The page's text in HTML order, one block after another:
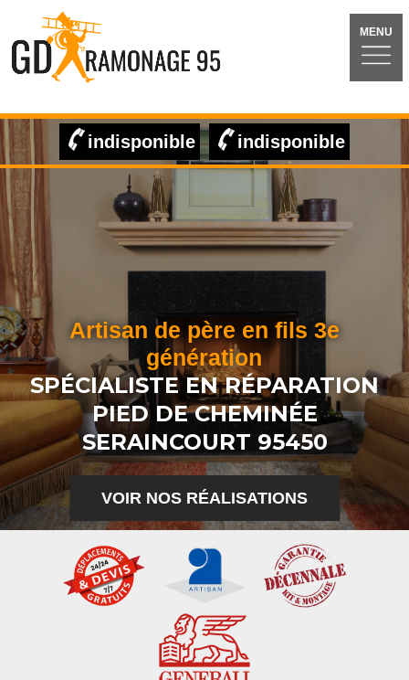
MENU
indisponible indisponible
Artisan de père en fils 3e
génération
SPÉCIALISTE EN RÉPARATION
PIED DE CHEMINÉE
SERAINCOURT 95450
VOIR NOS RÉALISATIONS